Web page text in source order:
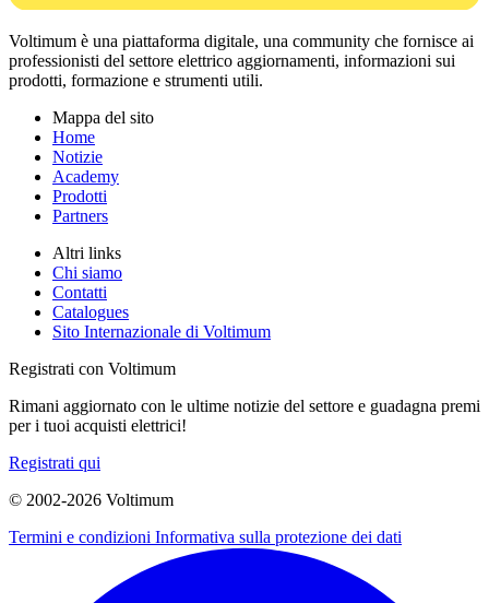
Voltimum è una piattaforma digitale, una community che fornisce ai
professionisti del settore elettrico aggiornamenti, informazioni sui
prodotti, formazione e strumenti utili.
Mappa del sito
Home
Notizie
Academy
Prodotti
Partners
Altri links
Chi siamo
Contatti
Catalogues
Sito Internazionale di Voltimum
Registrati con Voltimum
Rimani aggiornato con le ultime notizie del settore e guadagna premi
per i tuoi acquisti elettrici!
Registrati qui
© 2002-2026 Voltimum
Termini e condizioni Informativa sulla protezione dei dati